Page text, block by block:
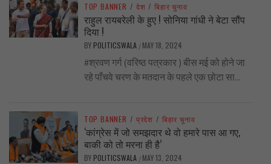
TOP BANNER / देश / बिहार चुनाव
राहुल रायबरेली के हुए ! सोनिया गांधी ने बेटा सौंप
दिया !
BY POLITICSWALA / MAY 18, 2024
#श्रवण गर्ग (वरिष्ठ पत्रकार ) बीस मई को होने जा
रहे पाँचवे चरण के मतदान के पहले एक छोटा सा...
TOP BANNER / प्रदेश / बिहार चुनाव
‘कांग्रेस में जो समझदार थे वो हमारे पास आ गए,
बाकी को तो मरना ही है’
BY POLITICSWALA / MAY 13, 2024